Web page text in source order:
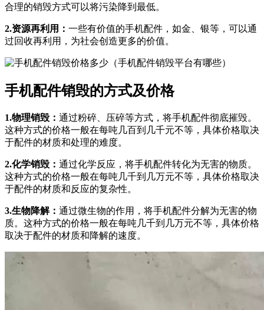
合理的销毁方式可以将污染降到最低。
2.资源再利用： 一些有价值的手机配件，如金、银等，可以通
过回收再利用，为社会创造更多的价值。
手机配件销毁的方式及价格
1.物理销毁： 通过粉碎、压碎等方式，将手机配件彻底摧毁。
这种方式的价格一般在每吨几百到几千元不等，具体价格取决
于配件的材质和处理的难度。
2.化学销毁： 通过化学反应，将手机配件转化为无害的物质。
这种方式的价格一般在每吨几千到几万元不等，具体价格取决
于配件的材质和反应的复杂性。
3.生物降解： 通过微生物的作用，将手机配件分解为无害的物
质。这种方式的价格一般在每吨几千到几万元不等，具体价格
取决于配件的材质和降解的速度。